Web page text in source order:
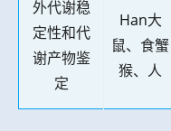
外代谢稳
定性和代
谢产物鉴
定
Han大
鼠、食蟹
猴、人